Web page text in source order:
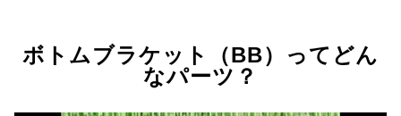
ボトムブラケット（BB）ってどん
なパーツ？